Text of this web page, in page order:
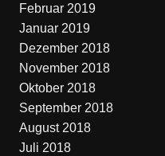
Februar 2019
Januar 2019
Dezember 2018
November 2018
Oktober 2018
September 2018
August 2018
Juli 2018